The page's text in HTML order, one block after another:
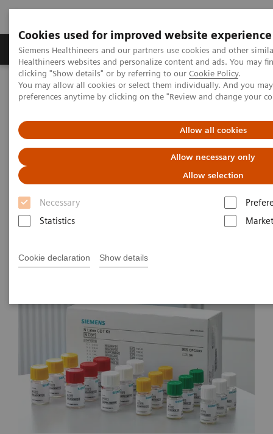
Cookies used for improved website experience
Siemens Healthineers and our partners use cookies and other
Healthineers websites and personalize content and ads. You may
clicking "Show details" or by referring to our Cookie Policy.
You may allow all cookies or select them individually. And you
preferences anytime by clicking on the "Review and change your
Allow all cookies
Allow necessary only
Allow selection
Necessary
Statistics
Cookie declaration Show details
Produkte & Services Fachbereiche
Home Labordiagnostik
Plasmaproteine
Plasmaprotein-Assays
N Latex CDT Assay
N Latex CDT Assay
Hochspezifisches Screening-Verfahren zum
Nachweis von chronischem Alkoholabusus